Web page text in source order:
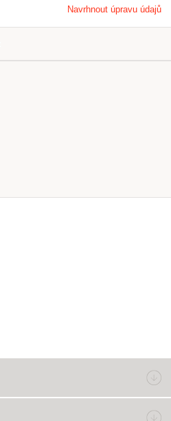
Navrhnout úpravu údajů